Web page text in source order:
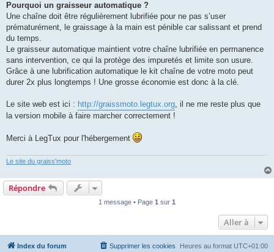
Pourquoi un graisseur automatique ?
Une chaîne doit être régulièrement lubrifiée pour ne pas s’user
prématurément, le graissage à la main est pénible car salissant et prend
du temps.
Le graisseur automatique maintient votre chaîne lubrifiée en permanence
sans intervention, ce qui la protège des impuretés et limite son usure.
Grâce à une lubrification automatique le kit chaîne de votre moto peut
durer 2x plus longtemps ! Une grosse économie est donc à la clé.
Le site web est ici : http://graissmoto.legtux.org, il ne me reste plus que
la version mobile à faire marcher correctement !
Merci à LegTux pour l'hébergement
Le site du graiss'moto
Répondre
1 message • Page 1 sur 1
Aller à
Index du forum Heures au format UTC+01:00
Supprimer les cookies